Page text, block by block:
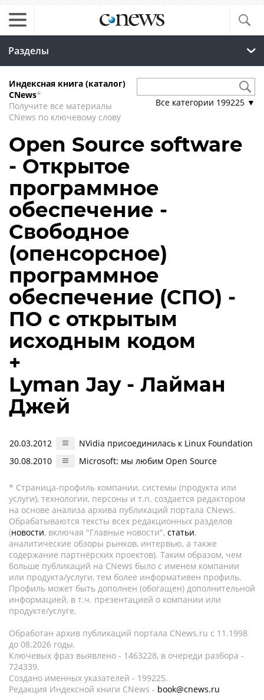
Разделы
Индексная книга (каталог)
CNews*
Получите все материалы
CNews по ключевому слову
Все категории 199225 ▼
Open Source software
- Открытое
программное
обеспечение -
Свободное
(опенсорсное)
программное
обеспечение (СПО) -
ПО с открытым
исходным кодом
+
Lyman Jay - Лайман
Джей
20.03.2012
NVidia присоединилась к Linux Foundation
30.08.2010
Microsoft: мы любим Open Source
* Страница-профиль компании, системы (продукта или
услуги), технологии, персоны и т.п. создается редактором
на основе анализа архива публикаций портала CNews.
Обрабатываются тексты всех редакционных разделов
(новости, включая "Главные новости", статьи,
аналитические обзоры рынков, интервью, а также
содержание партнёрских проектов). Таким образом, чем
больше публикаций на CNews было с именем компании
или продукта/услуги, тем более информативен профиль.
Профиль может быть дополнен (обогащен) дополнительной
информацией, в т.ч. презентацией о компании или
продукте/услуге.
Обработан архив публикаций портала CNews.ru c 11.1998
до 08.2026 годы.
Ключевых фраз выявлено - 1463228, в очереди разбора -
724339.
Создано именных указателей - 199225.
Редакция Индексной книги CNews - book@cnews.ru